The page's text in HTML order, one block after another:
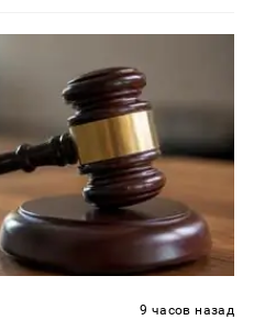
9 часов назад